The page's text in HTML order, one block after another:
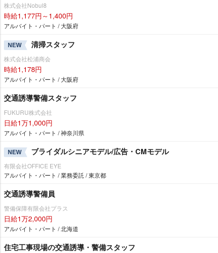
株式会社Nobul8
時給1,177円～1,400円
アルバイト・パート / 大阪府
NEW 清掃スタッフ
株式会社松浦商会
時給1,178円
アルバイト・パート / 大阪府
交通誘導警備スタッフ
FUKURU株式会社
日給1万1,000円
アルバイト・パート / 神奈川県
NEW ブライダルシニアモデル/広告・CMモデル
有限会社OFFICE EYE
アルバイト・パート / 業務委託 / 東京都
交通誘導警備員
警備保障有限会社プラス
日給1万2,000円
アルバイト・パート / 北海道
住宅工事現場の交通誘導・警備スタッフ